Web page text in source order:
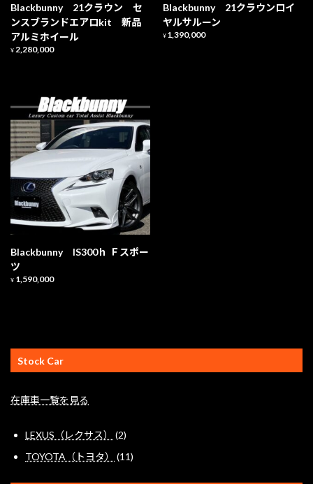
Blackbunny 21クラウン セ
ンスブランドエアロkit 新品
アルミホイール
¥ 2,280,000
Blackbunny 21クラウンロイ
ヤルサルーン
¥ 1,390,000
Blackbunny IS300ｈ Ｆスポー
ツ
¥ 1,590,000
Stock Car
在庫車一覧を見る
LEXUS（レクサス） 22
の
TOYOTA（トヨタ） 1111